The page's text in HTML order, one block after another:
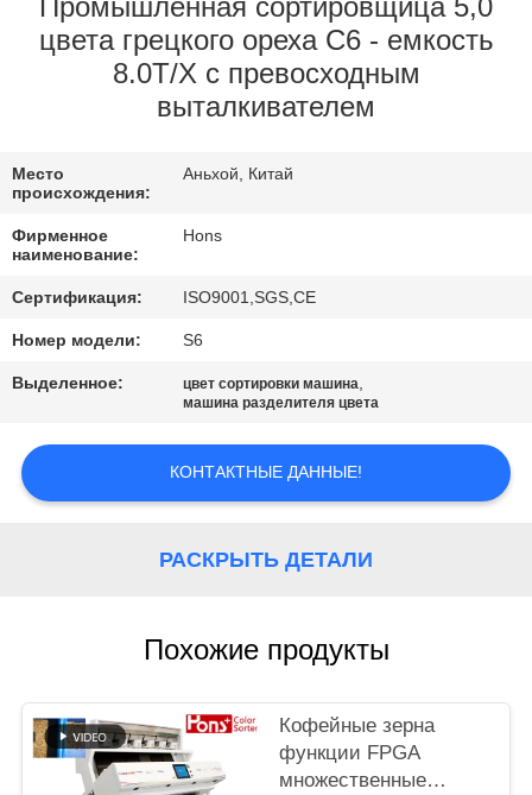
ПРОВЕРКА
КАЧЕСТВА
МЫ
СПРОСИТЕ
ЦИТАТУ
КАРТА
PRIVACY
Промышленная сортировщица 5,0
цвета грецкого ореха С6 - емкость
8.0Т/Х с превосходным
выталкивателем
Место
происхождения:
Аньхой, Китай
Фирменное
наименование:
Hons
Сертификация: ISO9001,SGS,CE
Номер модели: S6
Выделенное: цвет сортировки машина,
машина разделителя цвета
КОНТАКТНЫЕ ДАННЫЕ!
РАСКРЫТЬ ДЕТАЛИ
Похожие продукты
Кофейные зерна
функции FPGA
множественные